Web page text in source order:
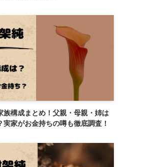
族構成まとめ！父親・母親・姉は
実家がお金持ちの噂も徹底調査！